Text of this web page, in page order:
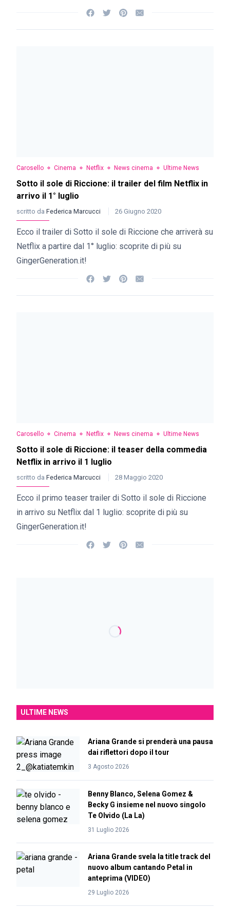
Carosello Cinema Netflix News cinema Ultime News
Sotto il sole di Riccione: il trailer del film Netflix in
arrivo il 1° luglio
scritto da Federica Marcucci 26 Giugno 2020
Ecco il trailer di Sotto il sole di Riccione che arriverà su
Netflix a partire dal 1° luglio: scoprite di più su
GingerGeneration.it!
Carosello Cinema Netflix News cinema Ultime News
Sotto il sole di Riccione: il teaser della commedia
Netflix in arrivo il 1 luglio
scritto da Federica Marcucci 28 Maggio 2020
Ecco il primo teaser trailer di Sotto il sole di Riccione
in arrivo su Netflix dal 1 luglio: scoprite di più su
GingerGeneration.it!
ULTIME NEWS
Ariana Grande si prenderà una pausa
dai riflettori dopo il tour
3 Agosto 2026
Benny Blanco, Selena Gomez &
Becky G insieme nel nuovo singolo
Te Olvido (La La)
31 Luglio 2026
Ariana Grande svela la title track del
nuovo album cantando Petal in
anteprima (VIDEO)
29 Luglio 2026